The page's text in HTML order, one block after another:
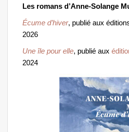
Les romans d’Anne-Solange
Écume d’hiver, publié aux
2026
Une île pour elle, publié aux
2024